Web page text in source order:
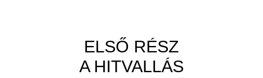
ELSŐ RÉSZ
A HITVALLÁS